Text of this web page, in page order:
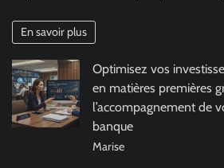
En savoir plus
Optimisez vos
en matières premières
l’accompagnement de
banque
Marise